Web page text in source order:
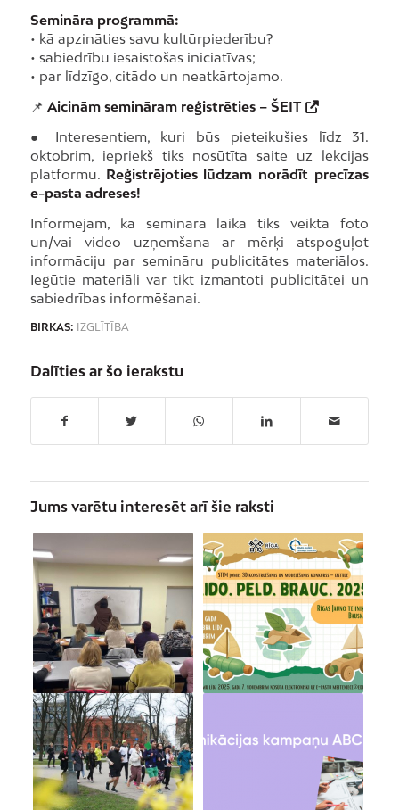
Semināra programmā:
• kā apzināties savu kultūrpiederību?
• sabiedrību iesaistošas iniciatīvas;
• par līdzīgo, citādo un neatkārtojamo.
📌 Aicinām semināram reģistrēties – ŠEIT
● Interesentiem, kuri būs pieteikušies līdz 31.
oktobrim, iepriekš tiks nosūtīta saite uz lekcijas
platformu. Reģistrējoties lūdzam norādīt precīzas
e-pasta adreses!
Informējam, ka semināra laikā tiks veikta foto
un/vai video uzņemšana ar mērķi atspoguļot
informāciju par semināru publicitātes materiālos.
Iegūtie materiāli var tikt izmantoti publicitātei un
sabiedrības informēšanai.
BIRKAS: IZGLĪTĪBA
Dalīties ar šo ierakstu
Jums varētu interesēt arī šie raksti